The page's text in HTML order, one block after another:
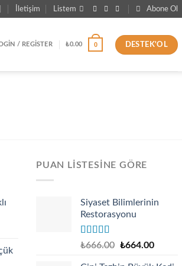
İletişim Listem Abone Ol
/ REGISTER ₺0.00 0 DESTEK'OL
PUAN LISTESINE GÖRE
Siyaset Bilimlerinin
Restorasyonu
Rated5.00
₺666.00 Original
₺664.00Current